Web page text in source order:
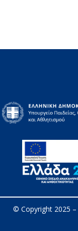
© Copyright 2025 –